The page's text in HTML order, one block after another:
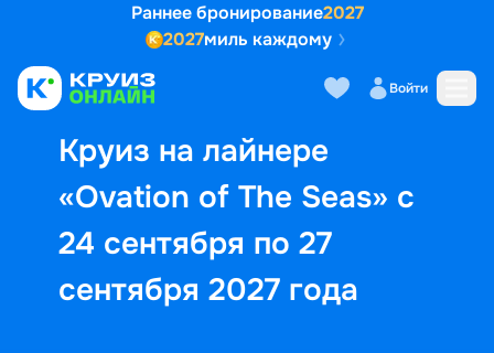
Раннее бронирование2027
2027миль каждому
Войти
Круиз на лайнере
«Ovation of The Seas» с
24 сентября по 27
сентября 2027 года
Выбор кают Маршрут и